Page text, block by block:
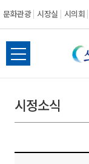
문화관광 시장실 시의회
전
체
뉴
열
시정소식